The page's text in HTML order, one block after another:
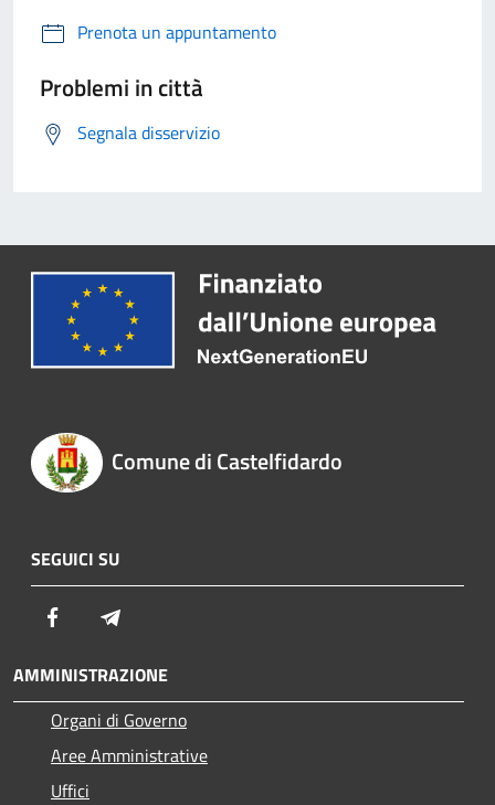
Prenota un appuntamento
Problemi in città
Segnala disservizio
Comune di Castelfidardo
SEGUICI SU
Facebook
AMMINISTRAZIONE
Organi di Governo
Aree Amministrative
Uffici